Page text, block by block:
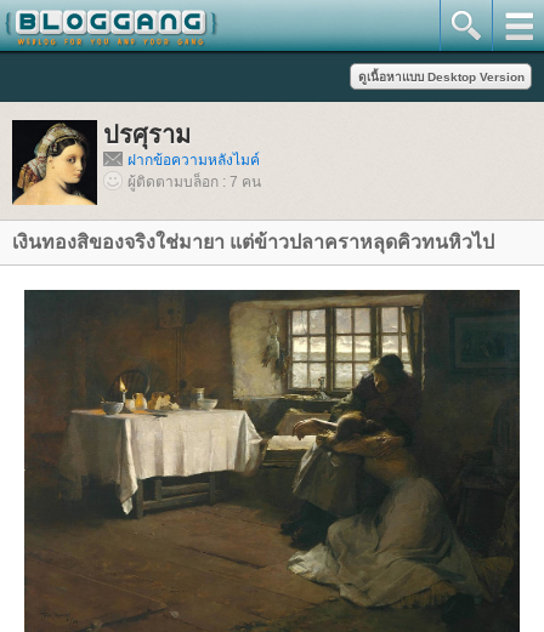
ปรศุราม
ฝากข้อความหลังไมค์
ผู้ติดตามบล็อก : 7 คน
เงินทองสิของจริงใช่มายา แต่ข้าวปลาคราหลุดคิวทนหิวไป